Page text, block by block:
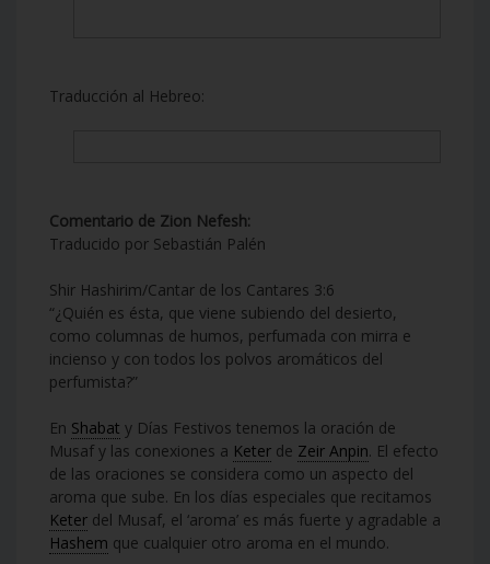
Traducción al Hebreo:
Comentario de Zion Nefesh:
Traducido por Sebastián Palén
Shir Hashirim/Cantar de los Cantares 3:6
“¿Quién es ésta, que viene subiendo del desierto,
como columnas de humos, perfumada con mirra e
incienso y con todos los polvos aromáticos del
perfumista?”
En Shabat y Días Festivos tenemos la oración de
Musaf y las conexiones a Keter de Zeir Anpin. El efecto
de las oraciones se considera como un aspecto del
aroma que sube. En los días especiales que recitamos
Keter del Musaf, el ‘aroma’ es más fuerte y agradable a
Hashem que cualquier otro aroma en el mundo.